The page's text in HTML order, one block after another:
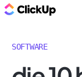
SOFTWARE